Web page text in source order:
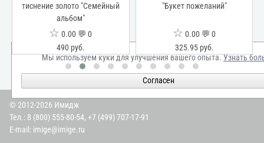
тиснение золото "Семейный
альбом"
☆ 0.00 💬 0
490 руб.
"Букет пожеланий"
☆ 0.00 💬 0
325.95 руб.
Мы используем куки для улучшения вашего опыта.Узнать
Согласен
© 2012-2026 Имидж
Тел.: 8 (800) 555-80-54, +7 (499) 707-17-91
E-mail: imige@imige.ru